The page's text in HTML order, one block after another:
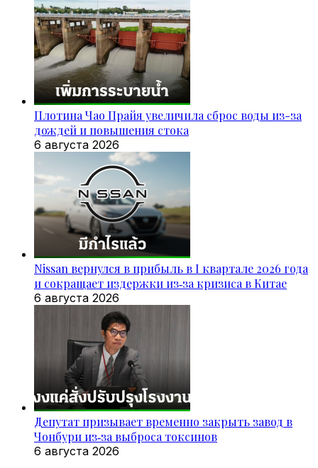
Плотина Чао Прайя увеличила сброс воды из-за
дождей и повышения стока
6 августа 2026
Nissan вернулся в прибыль в I квартале 2026 года
и сокращает издержки из‑за кризиса в Китае
6 августа 2026
Депутат призывает временно закрыть завод в
Чонбури из‑за выброса токсинов
6 августа 2026